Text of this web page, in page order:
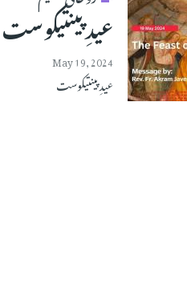
عیدِ پینتیکوست
May 19, 2024
عیدِ پینتیکوست